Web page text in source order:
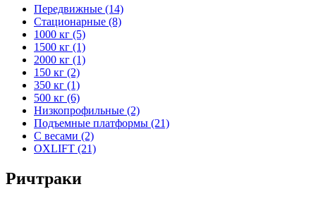
Передвижные (14)
Стационарные (8)
1000 кг (5)
1500 кг (1)
2000 кг (1)
150 кг (2)
350 кг (1)
500 кг (6)
Низкопрофильные (2)
Подъемные платформы (21)
С весами (2)
OXLIFT (21)
Ричтраки